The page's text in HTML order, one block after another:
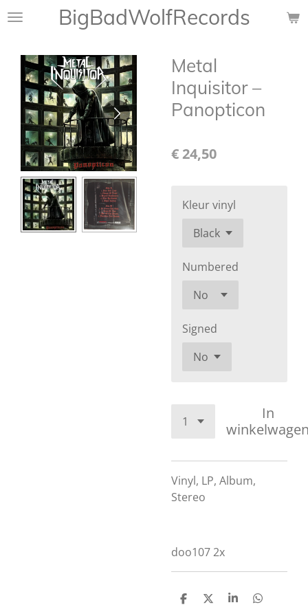
Ga
hoofdinhoud
BigBadWolfRecords
Metal
Inquisitor ‎–
Panopticon
€ 24,50
Kleur vinyl
Numbered
Signed
In
Vinyl, LP, Album,
Stereo
doo107 2x
D
D
S
D